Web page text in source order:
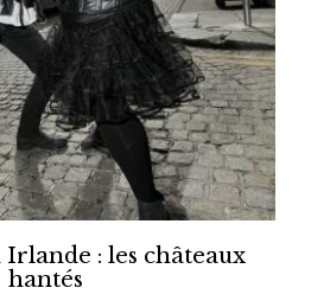
: les châteaux
hantés